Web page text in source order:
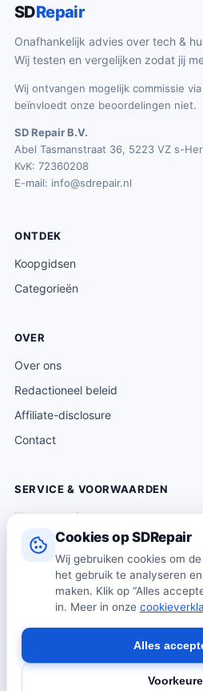
Cookies op SDRepair
Wij gebruiken cookies om
het gebruik te analyseren
maken. Klik op “Alles
in. Meer in onze
Alles
SDRepair
Onafhankelijk advies over tech &
Wij testen en vergelijken zodat jij
Wij ontvangen mogelijk commissie
beïnvloedt onze beoordelingen niet.
SD Repair B.V.
Abel Tasmanstraat 36, 5223 VZ s-
KvK: 72360208
E-mail: info@sdrepair.nl
ONTDEK
Koopgidsen
Categorieën
OVER
Over ons
Redactioneel beleid
Affiliate-disclosure
Contact
SERVICE & VOORWAARDEN
Klantenservice
Verzending & levering
Retourneren
Algemene voorwaarden